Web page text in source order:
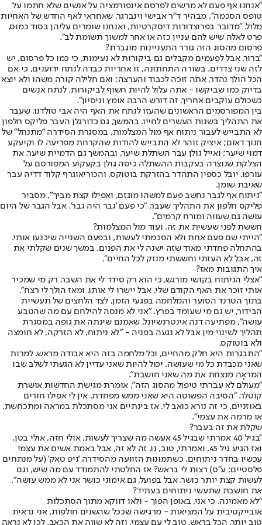
"אנחנו אף פעם לא מרשים לפרסם אינפורמציה על אנשים שלא חתמו על
טופס הסכמה", מבהיר ד"ר אבישי וינברגר, שאחראי לאף החדש של האחיות
מלול. "מדובר בפרוצדורות דיסקרטיות, ואנחנו שומרים עליהן בסוד כמוס,
פרט לאלה שיש להם עניין כזה או אחר למשוך תשומת לב".
פרסום מהסוג הזה גורר התעניינות מוגברת?
"ברור, אבל לפעמים מקבלים גם ביקורות לא נעימות, כי כמו כל פרסום, יש
לזה שני צדדים. בשורה התחתונה, זו אחריות כבדה לנתח ידוענים, כי אם
הכל הולך נהדר, אתה זוכה לכבוד והערצה; ואם חלילה קורה משהו ולא יוצא
בדיוק כמו שביקשו - אתה עלול להיות חשוף לביקורות. לנתח אנשים
כשכולם עוקבים אחריך, זה דורש הרבה אומץ וניסיון".
בין המפורסמים הראשונים שהעזו לנתח את האף היה אבי טולדנו, שעבר
את התהליך בשנות העשרים לחייו. בהמשך, גם כדורגלן העבר פליקס חלפון
לא התבייש לעבור ניתוח אף מול המצלמות, במסגרת הסידרה "מתנחל" של
חנוך דאום; איציק זוהר לא התבייש להודות שהקרחת מפריעה לו וקיעקע
דמוי שיער; ואייל גולן עבר השתלת שיער, ובהמשך גם הדמיית שיער. את
הצלקת שנוצרה בעקבות ההשתלה כיסה גולן בקעקוע המפורסם על
עורפו. יובל כספין התהדר בהזרקת בוטוקס, והכוריאוגרף קלוד דדיה עבר
שאיבת שומן.
"ניתוח אף לגבר נחשב פעם למשהו מוגזם, ואפילו קצת מביך", מסביר
פליקס חלפון את התהליך שעבר. "כי פעם 'גבר היה גבר'. אבל הגבר של היום
עושה גם שעווה ומורח קרמים".
חששת לפני שעשית את זה, ועוד מול המצלמות?
"הייתי שם פעם אחת ולא הסכמתי לעשות, ובפעם השנייה שיכנעו אותי.
בהתחלה פחדתי מאוד שזה ישנה לי את הפנים. במשך שנים שקלתי את
זה, אבל לא העזתי וחששתי מנזק לכל החיים".
איך התגובות מאז?
"אצלי הניתוח בקושי מורגש, כי הוא רק סידר לי את השבר. רק מי שמכיר
אותי זוכר את האף הקודם שלי, אבל יישרו לי אותו, ומאז הולך לי רצח".
בתוך הטרנד הסוער והמלחמה בפגעי הזמן, לצד הלחצים של תעשיית
הבידור, יש גם מי שעומד בפרץ. "אני לא מנסה להילחם עם מה שהטבע
עושה", מפתיעה דנה אינטרנשיונל, שאמנם שינתה את גופה במסגרת
תהליך לשינוי מין אבל לא נגעה בפניה - "לא ניתוח, לא הזרקה, לא חומצה
ולא בוטוקס.
"התבגרות היא חלק מהחיים, וכל מלחמה בזה היא אבודה מראש. למרות
שאני מכבדת כל מי שעושה. יכול להיות שאני עדיין לא הגעתי לשלב שבו
המראָה מנצחת את מה שאני חושבת".
"מעולם לא עברתי טיפול מהסוג הזה", אומרת מגישת החדשות אושרת
קוטלר. "הסיבה הפשוטה היא שאני ממש מפחדת. אין לי אפילו חורים
באוזניים, כי זה נורא כואב לי. אז בינתיים אני מסתכלת במראה ומתכחשת,
או מרמה את עצמי".
שקלת את זה בעבר?
"בגיל 40 אמרתי שבגיל 45 אעשה מה שצריך לעשות, אולי חזה, אולי בטן.
ואז הגיע גיל 45, ואמרתי, טוב, נו, זה לא זה, אבל באמת אשים את עצמי
עכשיו בחדר ניתוחים, כשתמונות הזוועה מהסידרה 'ניפ טאק' (על מנתחים
פלסטיים; ע"ס) רצות לי בראש? אז החלטתי להתמודד עם מה שיש, וגם
לעשות קצת יותר כושר. אבל בפועל, גם אימוני כושר אני לא ממש עושה".
את חושבת שתעשי ניתוחים בעתיד?
"לא מאמינה. כי אני, באופן הפוך - ולאו דווקא מתוך הסתכלות
אובייקטיבית על המציאות - מרגישה שככל שהשנים חולפות, אני נראית
טוב יותר. הכל בראש, טוב לי עם עצמי, וזה לא שווה את הכאב. לכן לא נראה